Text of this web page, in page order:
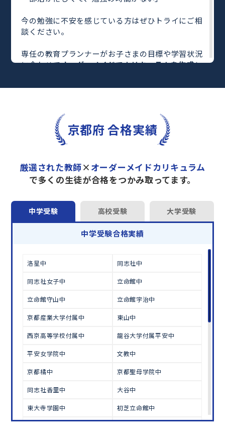
今の勉強に不安を感じている方はぜひトライにご相
談ください。
専任の教育プランナーがお子さまの目標や学習状況
に合わせてオーダーメイドでカリキュラムを作成し
完全マンツーマンで自分に合った教師がわかるまで
さらに、単元別の学習の理解度がわかる「AI学習診
や授業内容や授業以外の勉強をナビゲートする
「DAILY TRY」
など、豊富な学習コンテンツが
トライで一緒に“自己最高得点”を目指しません
か？
オンラインでの学習面談も承っております。
学習相談のお申し込みはこちら
京都府 合格実績
厳選された教師× オーダーメイドカリキュラム
で多くの生徒が合格をつかみ取ってます。
中学受験 高校受験 大学受験
中学受験合格実績
洛星中 同志社中
同志社女子中 立命館中
立命館守山中 立命館宇治中
京都産業大学付属中 東山中
西京高等学校付属中 龍谷大学付属平安中
平安女学院中 文教中
京都橘中 京都聖母学院中
同志社香里中 大谷中
東大寺学園中 初芝立命館中